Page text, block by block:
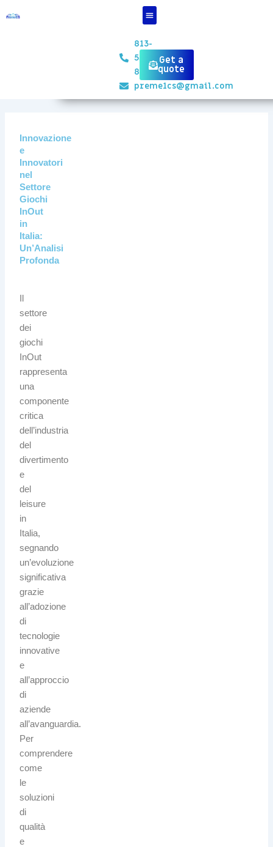
to
813-
551-
8834
preme1cs@gmail.com
Get a
quote
Innovazione
e
Innovatori
nel
Settore
Giochi
InOut
in
Italia:
Un’Analisi
Profonda
settore
dei
giochi
InOut
rappresenta
una
componente
critica
dell’industria
del
divertimento
e
del
leisure
in
Italia,
segnando
un’evoluzione
significativa
grazie
all’adozione
di
tecnologie
innovative
e
all’approccio
di
aziende
all’avanguardia.
Per
comprendere
come
le
soluzioni
di
qualità
e